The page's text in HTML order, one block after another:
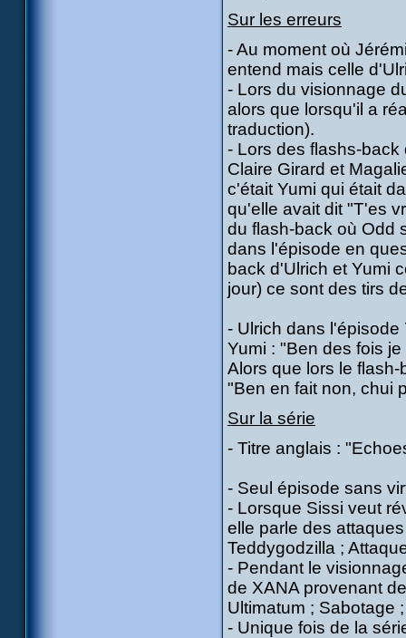
Sur les erreurs
- Au moment où
entend mais celle
- Lors du visionnage
alors que lorsqu'il a
traduction).
- Lors des flashs-
Claire Girard et
c'était Yumi qui était
qu'elle avait dit "T'es
du flash-back où Odd
dans l'épisode en
back d'Ulrich et Yumi
jour) ce sont des tirs
- Ulrich dans l'épisode
Yumi : "Ben des fois
Alors que lors le
"Ben en fait non, chui
Sur la série
- Titre anglais :
- Seul épisode sans
- Lorsque Sissi veut
elle parle des
Teddygodzilla ;
- Pendant le
de XANA provenant
Ultimatum ; Sabotage
- Unique fois de la